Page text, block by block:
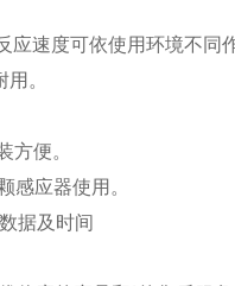
应速度可依使用环境不同
。
方便。
应器使用。
据及时间